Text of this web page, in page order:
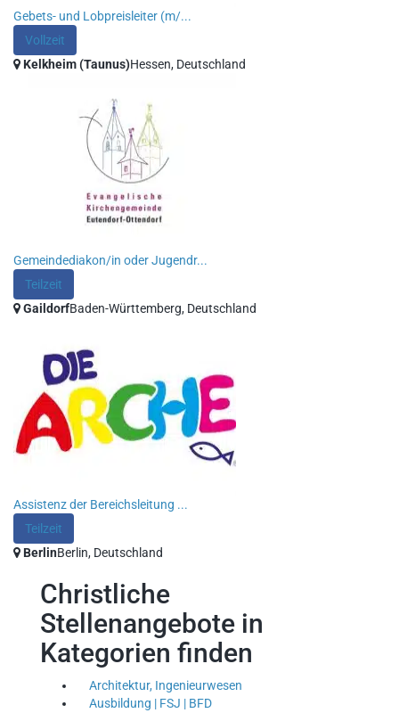
Gebets- und Lobpreisleiter (m/...
Vollzeit
Kelkheim (Taunus)Hessen, Deutschland
Gemeindediakon/in oder Jugendr...
Teilzeit
GaildorfBaden-Württemberg, Deutschland
Assistenz der Bereichsleitung ...
Teilzeit
BerlinBerlin, Deutschland
Christliche
Stellenangebote in
Kategorien finden
Architektur, Ingenieurwesen
Ausbildung | FSJ | BFD